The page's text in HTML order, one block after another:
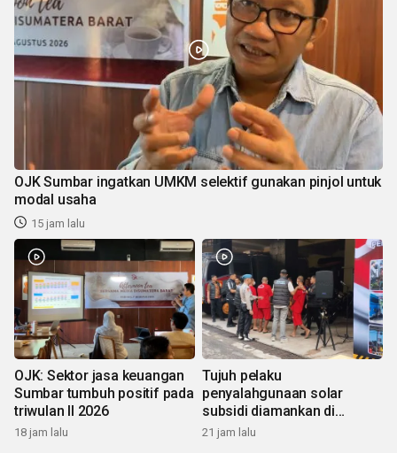
OJK Sumbar ingatkan UMKM selektif gunakan pinjol untuk
modal usaha
15 jam lalu
OJK: Sektor jasa keuangan
Sumbar tumbuh positif pada
triwulan II 2026
18 jam lalu
Tujuh pelaku
penyalahgunaan solar
subsidi diamankan di
Sumbar
21 jam lalu